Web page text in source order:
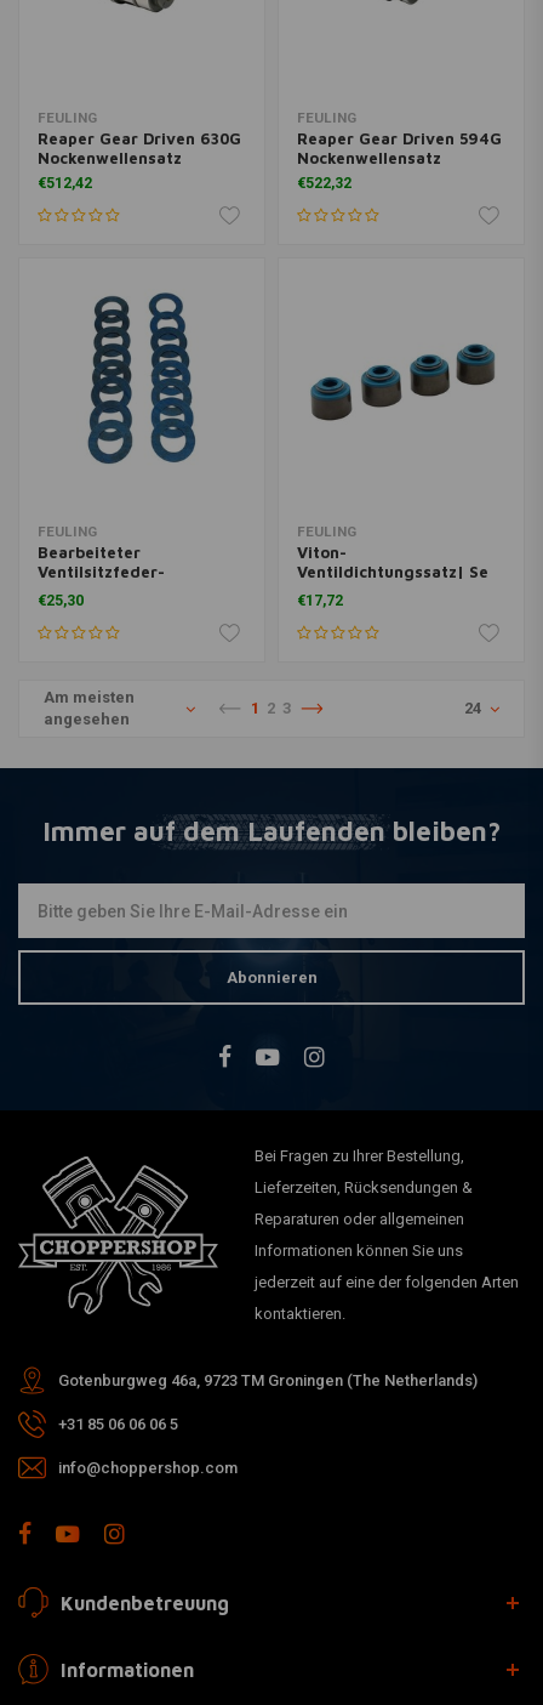
FEULING
Reaper Gear Driven 630G
Nockenwellensatz
€512,42
FEULING
Reaper Gear Driven 594G
Nockenwellensatz
€522,32
FEULING
Bearbeiteter
Ventilsitzfeder-
Unterlegscheibensatz
€25,30
FEULING
Viton-
Ventildichtungssatz| Se
Köpfe
€17,72
Am meisten
angesehen
1 2 3 24
Immer auf dem Laufenden bleiben?
Abonnieren
Bei Fragen zu Ihrer Bestellung,
Lieferzeiten, Rücksendungen &
Reparaturen oder allgemeinen
Informationen können Sie uns
jederzeit auf eine der folgenden Arten
kontaktieren.
Gotenburgweg 46a, 9723 TM Groningen (The Netherlands)
+31 85 06 06 06 5
info@choppershop.com
Kundenbetreuung
Informationen